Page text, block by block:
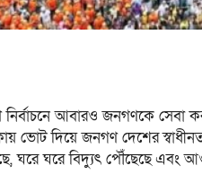
নির্বাচনে আবারও জনগণকে সেবা
ভোট দিয়ে জনগণ দেশের
ঘরে ঘরে বিদ্যুৎ পৌঁছেছে এবং